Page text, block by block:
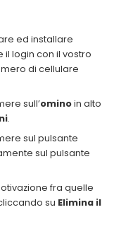
ed installare
il login con il vostro
di cellulare
sull’ominoin alto
.
sul pulsante
sul pulsante
fra quelle
su Elimina il